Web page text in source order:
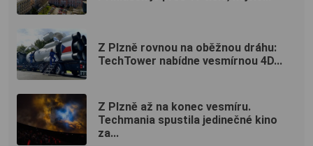
Z Plzně rovnou na oběžnou dráhu:
TechTower nabídne vesmírnou 4D...
Z Plzně až na konec vesmíru.
Techmania spustila jedinečné kino
za...